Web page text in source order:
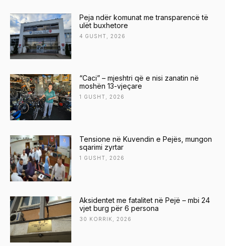
Peja ndër komunat me transparencë të
ulët buxhetore
4 GUSHT, 2026
“Caci” – mjeshtri që e nisi zanatin në
moshën 13-vjeçare
1 GUSHT, 2026
Tensione në Kuvendin e Pejës, mungon
sqarimi zyrtar
1 GUSHT, 2026
Aksidentet me fatalitet në Pejë – mbi 24
vjet burg për 6 persona
30 KORRIK, 2026